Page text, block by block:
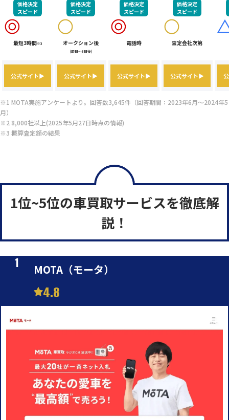
価格決定
スピード
最短3時間※3
価格決定
スピード
オークション後
(即日～3日後)
価格決定
スピード
電話時
価格決定
スピード
査定会社次第
公式サイト▶ 公式サイト▶ 公式サイト▶ 公式サイト▶
※1 MOTA実施アンケートより。回答数3,645件（回答期間：2023年6月～2024年5
月）
※2 8,000社以上(2025年5月27日時点の情報)
※3 概算査定額の結果
1位~5位の車買取サービスを徹底解
説！
MOTA（モータ）
4.8